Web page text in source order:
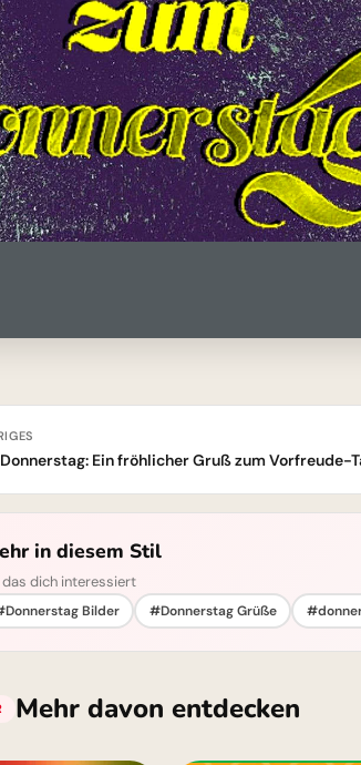
Ein fröhlicher Gruß zum Vorfreude-
in diesem Stil
das dich interessiert
Bilder #Donnerstag Grüße
Mehr davon entdecken